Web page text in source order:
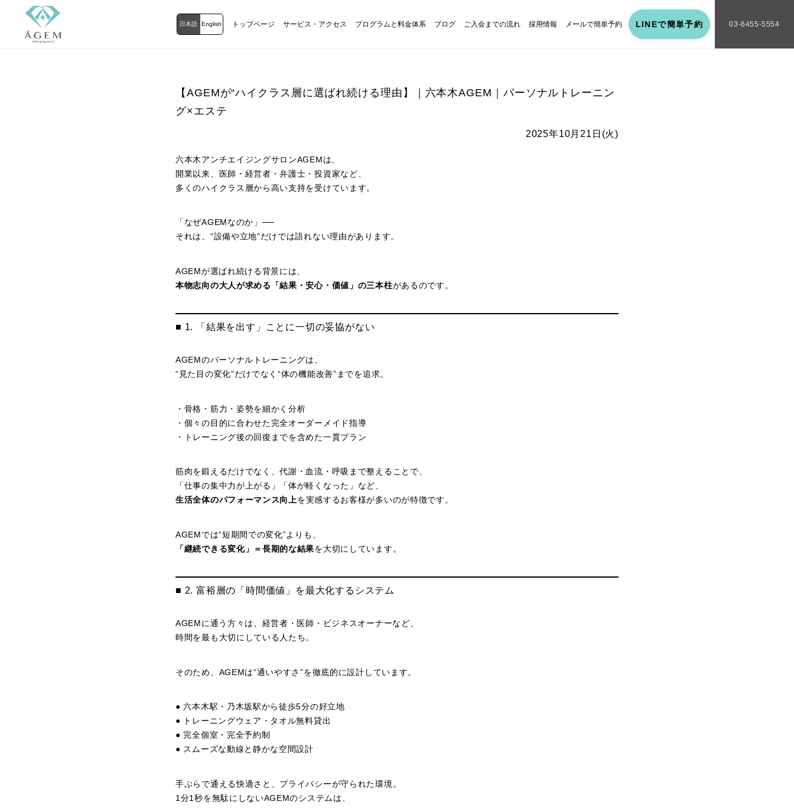
日本語 English トップページ サービス・アクセス プログラムと料金体系 ブログ ご入会までの流れ 採用情報 メールで簡単予約 LINEで簡単予約 03-6455-5554
【AGEMが“ハイクラス層に選ばれ続ける理由】｜六本木AGEM｜パーソナルトレーニン
グ×エステ
2025年10月21日(火)
六本木アンチエイジングサロンAGEMは、
開業以来、医師・経営者・弁護士・投資家など、
多くのハイクラス層から高い支持を受けています。
「なぜAGEMなのか」──
それは、“設備や立地”だけでは語れない理由があります。
AGEMが選ばれ続ける背景には、
本物志向の大人が求める「結果・安心・価値」の三本柱があるのです。
■ 1. 「結果を出す」ことに一切の妥協がない
AGEMのパーソナルトレーニングは、
“見た目の変化”だけでなく“体の機能改善”までを追求。
・骨格・筋力・姿勢を細かく分析
・個々の目的に合わせた完全オーダーメイド指導
・トレーニング後の回復までを含めた一貫プラン
筋肉を鍛えるだけでなく、代謝・血流・呼吸まで整えることで、
「仕事の集中力が上がる」「体が軽くなった」など、
生活全体のパフォーマンス向上を実感するお客様が多いのが特徴です。
AGEMでは“短期間での変化”よりも、
「継続できる変化」＝長期的な結果を大切にしています。
■ 2. 富裕層の「時間価値」を最大化するシステム
AGEMに通う方々は、経営者・医師・ビジネスオーナーなど、
時間を最も大切にしている人たち。
そのため、AGEMは“通いやすさ”を徹底的に設計しています。
● 六本木駅・乃木坂駅から徒歩5分の好立地
● トレーニングウェア・タオル無料貸出
● 完全個室・完全予約制
● スムーズな動線と静かな空間設計
手ぶらで通える快適さと、プライバシーが守られた環境。
1分1秒を無駄にしないAGEMのシステムは、